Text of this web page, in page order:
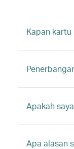
Kapan
Apakah
Apa alasan